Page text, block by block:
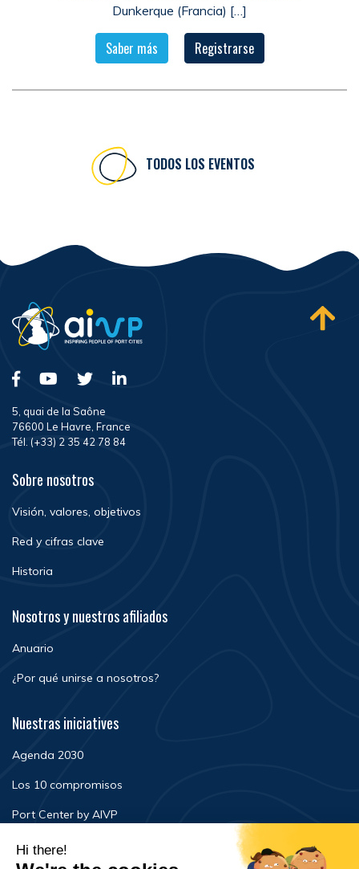
Dunkerque (Francia) […]
Saber más Registrarse
TODOS LOS EVENTOS
5, quai de la Saône
76600 Le Havre, France
Tél. (+33) 2 35 42 78 84
Sobre nosotros
Visión, valores, objetivos
Red y cifras clave
Historia
Nosotros y nuestros afiliados
Anuario
¿Por qué unirse a nosotros?
Nuestras iniciatives
Agenda 2030
Los 10 compromisos
Port Center by AIVP
Noticias